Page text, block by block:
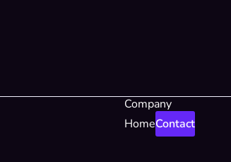
Company
HomeContact